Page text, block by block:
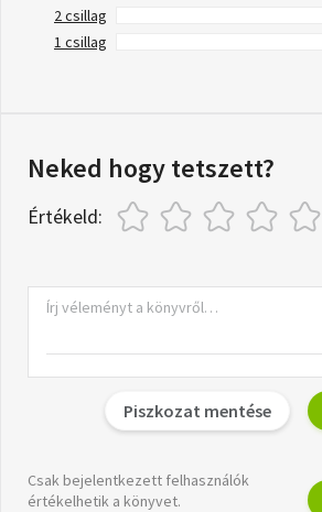
2 csillag
1 csillag
Neked hogy tetszett?
Értékeld:
Piszkozat mentése
Csak bejelentkezett felhasználók
értékelhetik a könyvet.